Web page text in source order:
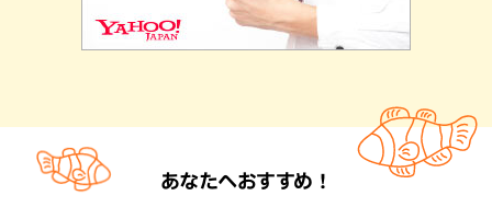
あなたへおすすめ！